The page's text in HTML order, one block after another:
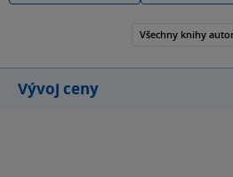
Všechny knihy
Vývoj ceny